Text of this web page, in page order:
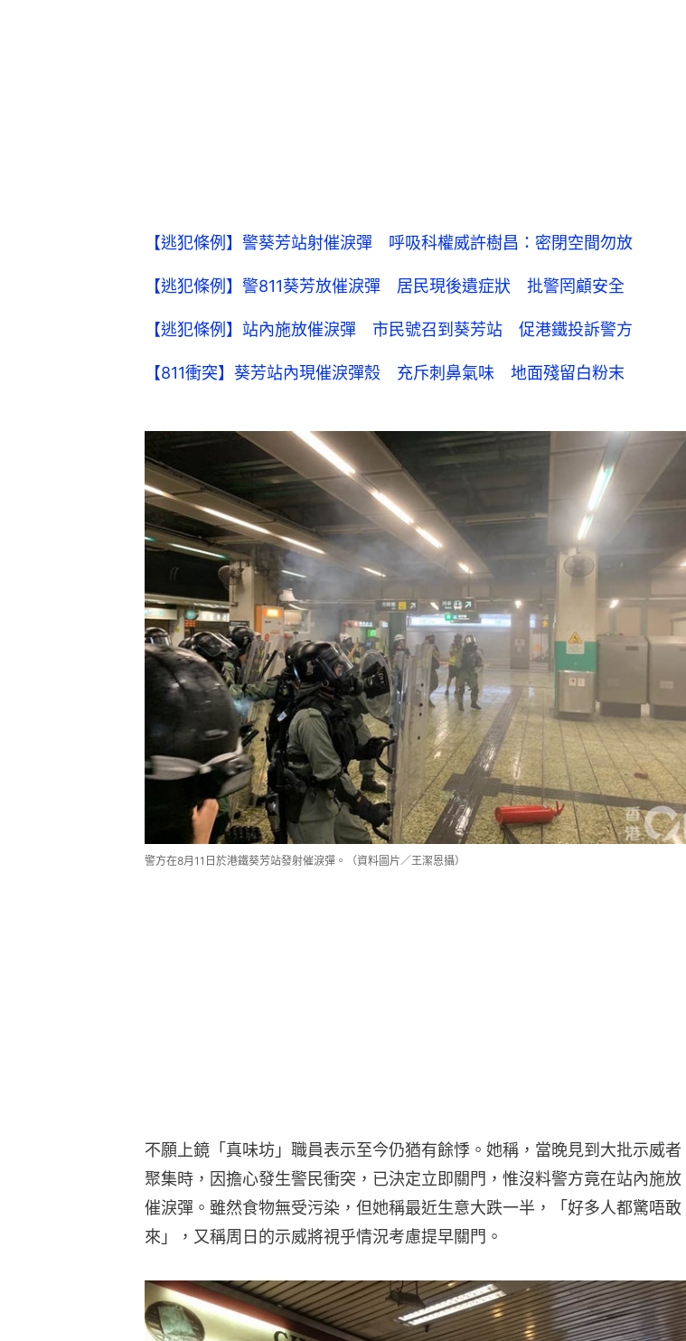
【逃犯條例】警葵芳站射催淚彈 呼吸科權威許樹昌：密閉空間勿放
【逃犯條例】警811葵芳放催淚彈 居民現後遺症狀 批警罔顧安全
【逃犯條例】站內施放催淚彈 市民號召到葵芳站 促港鐵投訴警方
【811衝突】葵芳站內現催淚彈殼 充斥刺鼻氣味 地面殘留白粉末
警方在8月11日於港鐵葵芳站發射催淚彈。（資料圖片／王潔恩攝）
不願上鏡「真味坊」職員表示至今仍猶有餘悸。她稱，當晚見到大批示威者
聚集時，因擔心發生警民衝突，已決定立即關門，惟沒料警方竟在站內施放
催淚彈。雖然食物無受污染，但她稱最近生意大跌一半，「好多人都驚唔敢
來」，又稱周日的示威將視乎情況考慮提早關門。